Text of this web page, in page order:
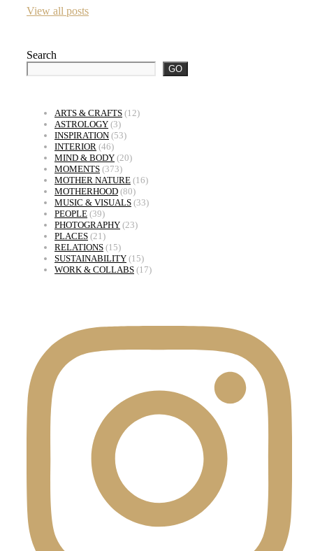
View all posts
Search
GO
ARTS & CRAFTS (12)
ASTROLOGY (3)
INSPIRATION (53)
INTERIOR (46)
MIND & BODY (20)
MOMENTS (373)
MOTHER NATURE (16)
MOTHERHOOD (80)
MUSIC & VISUALS (33)
PEOPLE (39)
PHOTOGRAPHY (23)
PLACES (21)
RELATIONS (15)
SUSTAINABILITY (15)
WORK & COLLABS (17)